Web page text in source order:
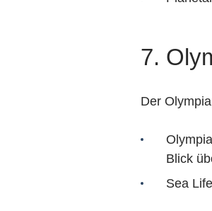
7.
Der
Blick
Sea